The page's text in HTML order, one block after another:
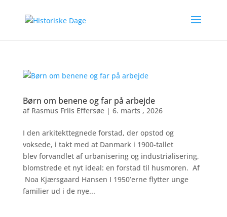
Børn om benene og far på arbejde
af Rasmus Friis Effersøe| 6. marts , 2026
I den arkitekttegnede forstad, der opstod og
voksede, i takt med at Danmark i 1900-tallet
blev forvandlet af urbanisering og industrialisering,
blomstrede et nyt ideal: en forstad til husmoren. Af
Noa Kjærsgaard Hansen I 1950’erne flytter unge
familier ud i de nye...